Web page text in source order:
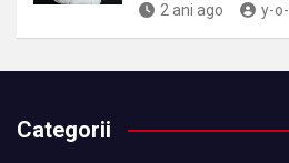
2 ani ago y-
Categorii